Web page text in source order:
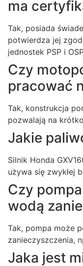
ma
Tak, posiada
potwierdza jej
jednostek PSP i
Czy
pracować
Tak, konstrukcja
pozwalają na
Jakie
Silnik Honda
używa się zwykłej
Czy
wodą
Tak, pompa może
zanieczyszczenia,
Jaka jest